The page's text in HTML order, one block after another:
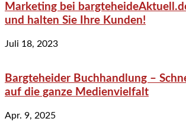
Marketing bei
und halten Sie Ihre Kunden!
Juli 18, 2023
Bargteheider Buchhandlung –
auf die ganze Medienvielfalt
Apr. 9, 2025